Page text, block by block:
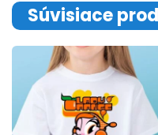
Súvisiace